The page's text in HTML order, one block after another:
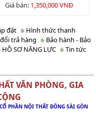
Giá bán: 1,350,000 VNĐ
đặt
Hình thức thanh
trả hàng
Bảo hành - Bảo
HỒ SƠ NĂNG LỰC
Tin tức
PHÒNG, GIA
NỘI THẤT ĐÔNG SÀI GÒN